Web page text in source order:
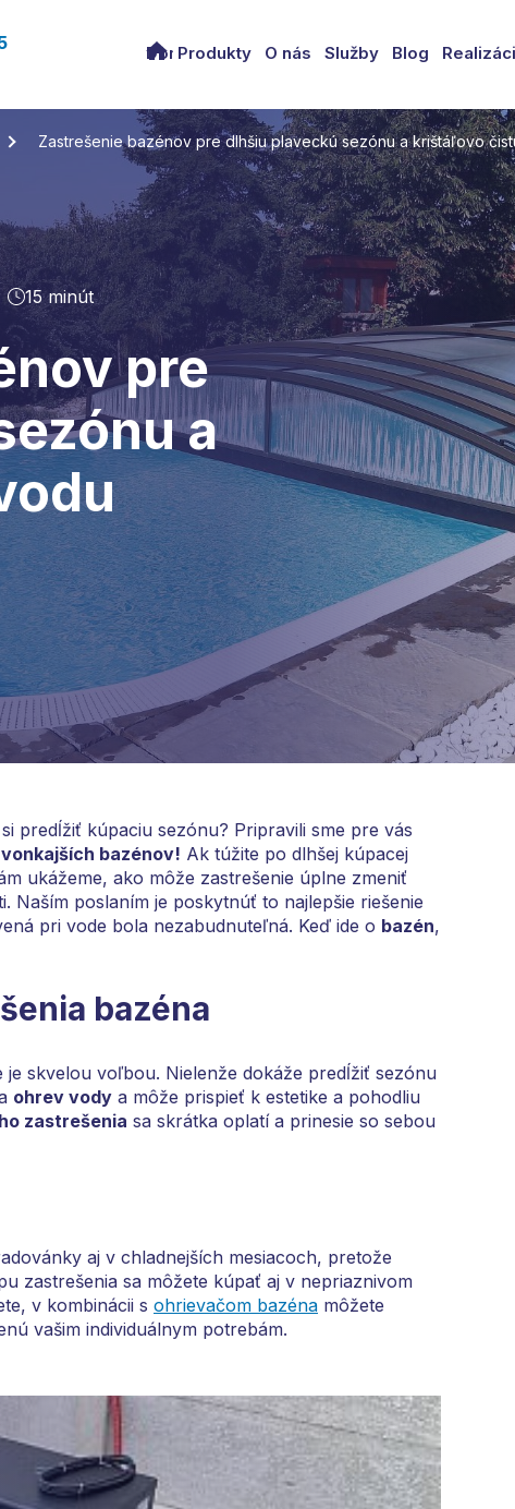
DomovProdukty O nás Služby Blog
Zastrešenie bazénov pre dlhšiu plaveckú sezónu a krištáľovo
15 minút
pre
a
predĺžiť kúpaciu sezónu? Pripravili sme pre vás
bazénov! Ak túžite po dlhšej kúpacej
ukážeme, ako môže zastrešenie úplne zmeniť
Naším poslaním je poskytnúť to najlepšie riešenie
pri vode bola nezabudnuteľná. Keď ide o bazén,
bazéna
je skvelou voľbou. Nielenže dokáže predĺžiť sezónu
ohrev vody a môže prispieť k estetike a pohodliu
zastrešenia sa skrátka oplatí a prinesie so sebou
aj v chladnejších mesiacoch, pretože
zastrešenia sa môžete kúpať aj v nepriaznivom
v kombinácii s ohrievačom bazéna môžete
vašim individuálnym potrebám.